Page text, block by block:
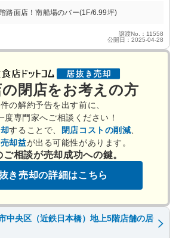
路面店！南船場のバー(1F/6.99坪)
譲渡No.：11558
公開日：2025-04-28
閉店をお考えの方
の解約予告を出す前に、
度専門家へご相談ください！
することで、 閉店コストの削減
売却益が出る可能性があります。
ご相談が売却成功への鍵。
き売却の詳細はこちら
中央区（近鉄日本橋）地上5階店舗の居